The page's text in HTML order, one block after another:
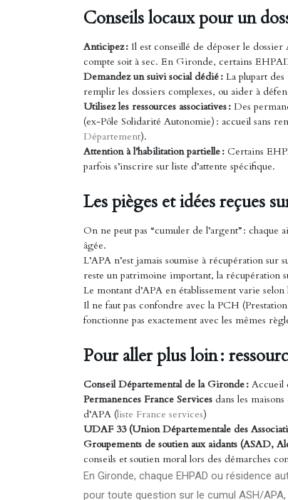
Conseils locaux pour un
Anticipez : Il est conseillé de déposer le
compte soit à sec. En Gironde, certains
Demandez un suivi social dédié : La plupart
remplir les dossiers complexes, ou aider à
Utilisez les ressources associatives : Des
(ex-Pôle Solidarité Autonomie) : accueil sans
Département).
Attention à l’habilitation partielle : Certains
parfois s’inscrire sur liste d’attente spécifique.
Les pièges et idées reçues
On ne peut pas “cumuler de l’argent” :
âgée.
L’APA n’est jamais soumise à récupération sur
reste un patrimoine important, la récupération
Le montant d’APA en établissement varie
Il ne faut pas confondre avec la PCH
fonctionne pas exactement avec les mêmes
Pour aller plus loin :
Conseil Départemental de la Gironde : Accueil
Permanences France Services dans les
d’APA (liste France services)
UDAF 33 (Union Départementale des
Groupements de soutien aux aidants (ASAD,
conseils et soutien moral lors des démarches
En Gironde, chaque EHPAD ou résidence
pour toute question sur le cumul ASH/